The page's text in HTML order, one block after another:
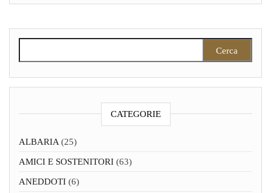
CATEGORIE
ALBARIA (25)
AMICI E SOSTENITORI (63)
ANEDDOTI (6)